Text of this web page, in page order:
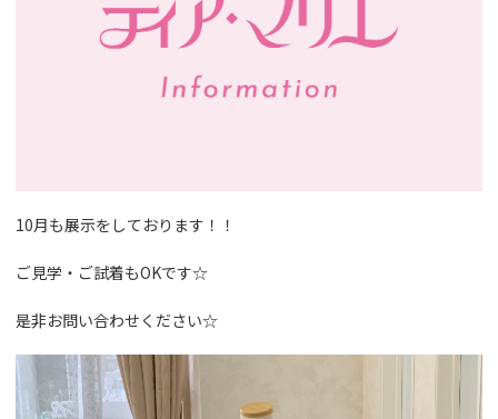
10月も展示をしております！！
ご見学・ご試着もOKです☆
是非お問い合わせください☆